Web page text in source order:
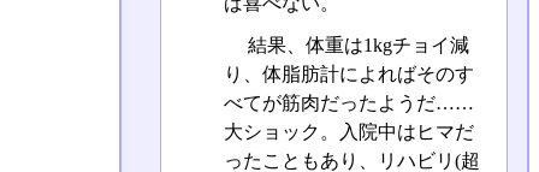
結果、体重は1kgチョイ減
り、体脂肪計によればそのす
べてが筋肉だったようだ……
大ショック。入院中はヒマだ
ったこともあり、リハビリ(超